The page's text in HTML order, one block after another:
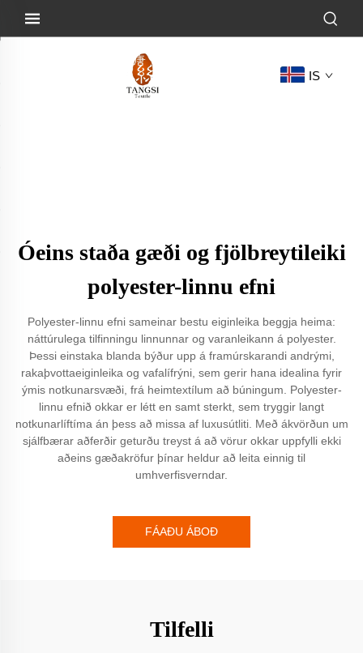
IS
Óeins staða gæði og fjölbreytileiki
polyester-linnu efni
Polyester-linnu efni sameinar bestu eiginleika beggja heima:
náttúrulega tilfinningu linnunnar og varanleikann á polyester.
Þessi einstaka blanda býður upp á framúrskarandi andrými,
rakaþvottaeiginleika og vafalífrýni, sem gerir hana idealina fyrir
ýmis notkunarsvæði, frá heimtextílum að búningum. Polyester-
linnu efnið okkar er létt en samt sterkt, sem tryggir langt
notkunarlíftíma án þess að missa af luxusútliti. Með ákvörðun um
sjálfbærar aðferðir geturðu treyst á að vörur okkar uppfylli ekki
aðeins gæðakröfur þínar heldur að leita einnig til
umhverfisverndar.
FÁAÐU ÁBOÐ
Tilfelli